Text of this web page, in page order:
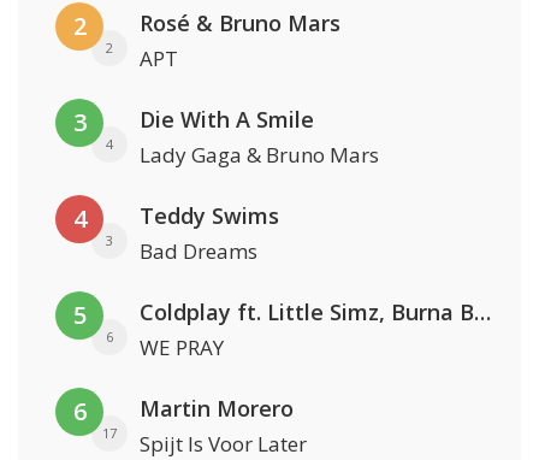
2
2
Rosé & Bruno Mars
APT
3
4
Die With A Smile
Lady Gaga & Bruno Mars
4
3
Teddy Swims
Bad Dreams
5
6
Coldplay ft. Little Simz, Burna Boy, Elyanna & Tini
WE PRAY
6
17
Martin Morero
Spijt Is Voor Later